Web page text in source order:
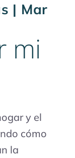
| Mar
mi
y el
cómo
la